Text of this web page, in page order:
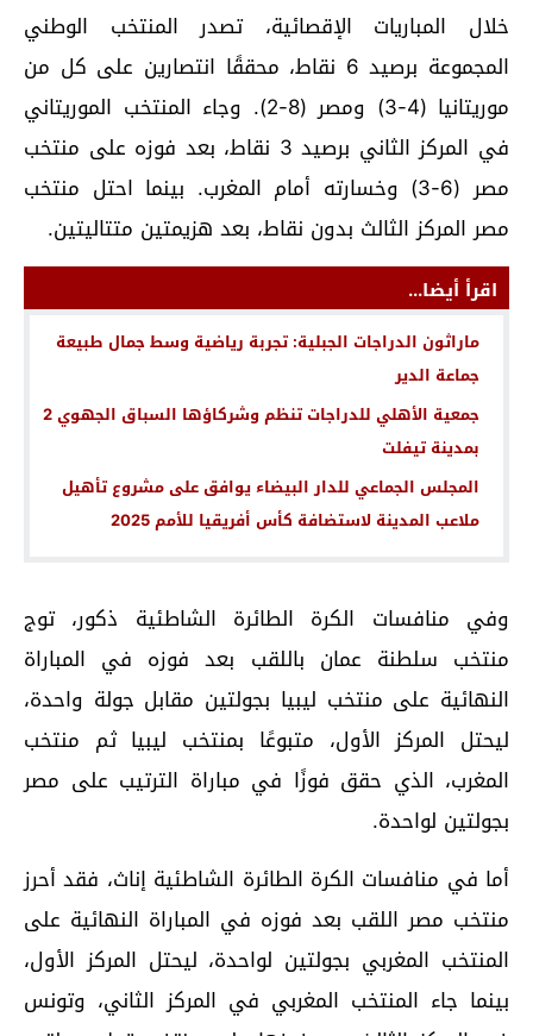
خلال المباريات الإقصائية، تصدر المنتخب الوطني
المجموعة برصيد 6 نقاط، محققًا انتصارين على كل من
موريتانيا (4-3) ومصر (8-2). وجاء المنتخب الموريتاني
في المركز الثاني برصيد 3 نقاط، بعد فوزه على منتخب
مصر (6-3) وخسارته أمام المغرب. بينما احتل منتخب
مصر المركز الثالث بدون نقاط، بعد هزيمتين متتاليتين.
اقرأ أيضا...
ماراثون الدراجات الجبلية: تجربة رياضية وسط جمال طبيعة
جماعة الدير
جمعية الأهلي للدراجات تنظم وشركاؤها السباق الجهوي 2
بمدينة تيفلت
المجلس الجماعي للدار البيضاء يوافق على مشروع تأهيل
ملاعب المدينة لاستضافة كأس أفريقيا للأمم 2025
وفي منافسات الكرة الطائرة الشاطئية ذكور، توج
منتخب سلطنة عمان باللقب بعد فوزه في المباراة
النهائية على منتخب ليبيا بجولتين مقابل جولة واحدة،
ليحتل المركز الأول، متبوعًا بمنتخب ليبيا ثم منتخب
المغرب، الذي حقق فوزًا في مباراة الترتيب على مصر
بجولتين لواحدة.
أما في منافسات الكرة الطائرة الشاطئية إناث، فقد أحرز
منتخب مصر اللقب بعد فوزه في المباراة النهائية على
المنتخب المغربي بجولتين لواحدة، ليحتل المركز الأول،
بينما جاء المنتخب المغربي في المركز الثاني، وتونس